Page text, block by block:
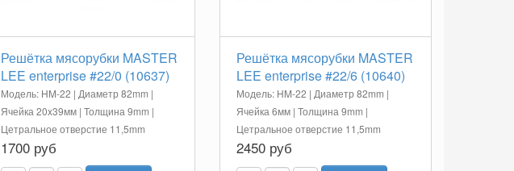
Решётка мясорубки MASTER
LEE enterprise #22/0 (10637)
Модель: HM-22 | Диаметр 82mm |
Ячейка 20x39мм | Толщина 9mm |
Цетральное отверстие 11,5mm
1700 руб
Решётка мясорубки MASTER
LEE enterprise #22/6 (10640)
Модель: HM-22 | Диаметр 82mm |
Ячейка 6мм | Толщина 9mm |
Цетральное отверстие 11,5mm
2450 руб